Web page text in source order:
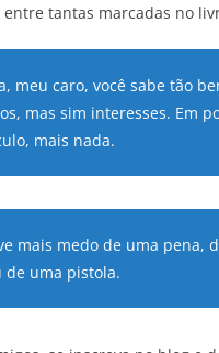
entre tantas marcadas no
meu caro, você sabe tão
mas sim interesses. Em
mais nada.
mais medo de uma pena,
de uma pistola.